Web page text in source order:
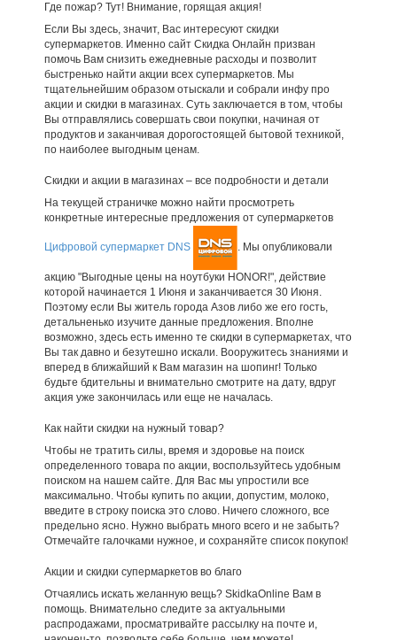
Где пожар? Тут! Внимание, горящая акция!
Если Вы здесь, значит, Вас интересуют скидки
супермаркетов. Именно сайт Скидка Онлайн призван
помочь Вам снизить ежедневные расходы и позволит
быстренько найти акции всех супермаркетов. Мы
тщательнейшим образом отыскали и собрали инфу про
акции и скидки в магазинах. Суть заключается в том, чтобы
Вы отправлялись совершать свои покупки, начиная от
продуктов и заканчивая дорогостоящей бытовой техникой,
по наиболее выгодным ценам.
Скидки и акции в магазинах – все подробности и детали
На текущей страничке можно найти просмотреть
конкретные интересные предложения от супермаркетов
Цифровой супермаркет DNS . Мы опубликовали
акцию "Выгодные цены на ноутбуки HONOR!", действие
которой начинается 1 Июня и заканчивается 30 Июня.
Поэтому если Вы житель города Азов либо же его гость,
детальненько изучите данные предложения. Вполне
возможно, здесь есть именно те скидки в супермаркетах, что
Вы так давно и безутешно искали. Вооружитесь знаниями и
вперед в ближайший к Вам магазин на шопинг! Только
будьте бдительны и внимательно смотрите на дату, вдруг
акция уже закончилась или еще не началась.
Как найти скидки на нужный товар?
Чтобы не тратить силы, время и здоровье на поиск
определенного товара по акции, воспользуйтесь удобным
поиском на нашем сайте. Для Вас мы упростили все
максимально. Чтобы купить по акции, допустим, молоко,
введите в строку поиска это слово. Ничего сложного, все
предельно ясно. Нужно выбрать много всего и не забыть?
Отмечайте галочками нужное, и сохраняйте список покупок!
Акции и скидки супермаркетов во благо
Отчаялись искать желанную вещь? SkidkaOnline Вам в
помощь. Внимательно следите за актуальными
распродажами, просматривайте рассылку на почте и,